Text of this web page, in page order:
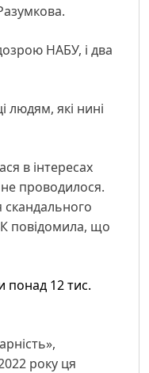
НАБУ, і два
людям, які нині
в інтересах
проводилося.
скандального
повідомила, що
понад 12 тис.
року ця